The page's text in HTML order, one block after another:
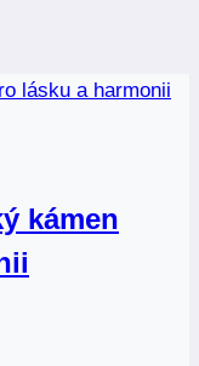
kámen